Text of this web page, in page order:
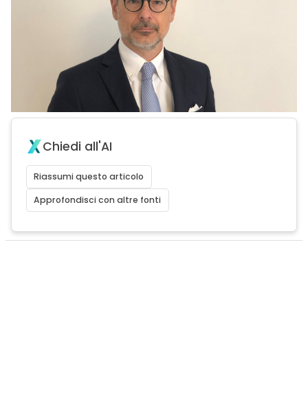
Chiedi all'AI
Riassumi questo articolo
Approfondisci con altre fonti